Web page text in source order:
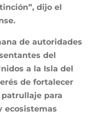
dijo el
de autoridades
del
a la Isla del
de fortalecer
para
ecosistemas